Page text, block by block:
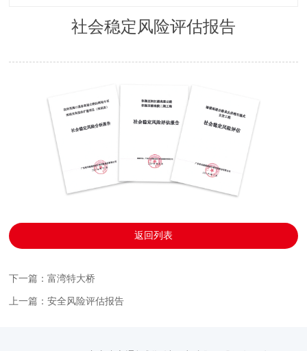
社会稳定风险评估报告
返回列表
下一篇：富湾特大桥
上一篇：安全风险评估报告